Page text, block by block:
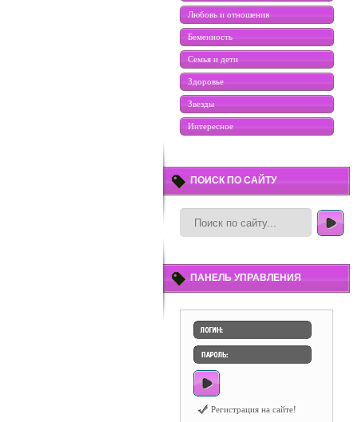
Любовь и отношения
Беменность
Семья и дети
Здоровье
Звезды
Интересное
ПОИСК ПО САЙТУ
ПАНЕЛЬ УПРАВЛЕНИЯ
Регистрация на сайте!